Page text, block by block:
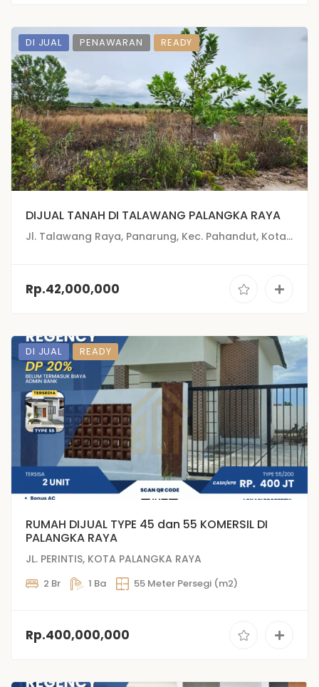
DI JUAL PENAWARAN READY
DIJUAL TANAH DI TALAWANG PALANGKA RAYA
Jl. Talawang Raya, Panarung, Kec. Pahandut, Kota Palangka Raya
Rp.42,000,000
DI JUAL READY
RUMAH DIJUAL TYPE 45 dan 55 KOMERSIL DI
PALANGKA RAYA
JL. PERINTIS, KOTA PALANGKA RAYA
2 Br 1 Ba 55 Meter Persegi (m2)
Rp.400,000,000